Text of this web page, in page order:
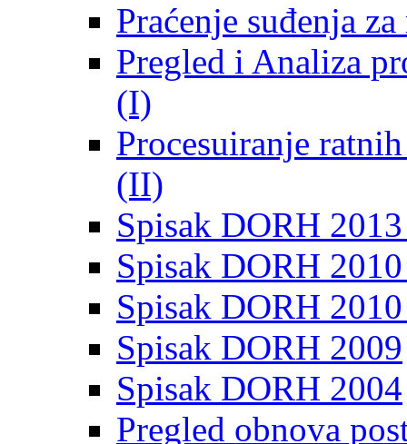
Praćenje suđenja
Pregled i Analiza
(I)
Procesuiranje
(II)
Spisak DORH
Spisak DORH
Spisak DORH
Spisak DORH 2009
Spisak DORH 2004
Pregled obnova